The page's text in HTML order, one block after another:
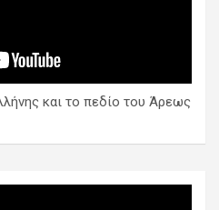
και το πεδίο του Άρεως